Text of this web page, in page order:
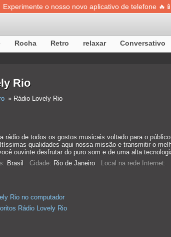
Experimente o nosso novo aplicativo de telefone 🔥📱
Rocha Retro relaxar Conversativo
Rio
Rádio Lovely Rio
rádio de todos os gostos musicais voltado para o
qualidades aqui nossa missão e transmitir o
ouvinte desfrutar do puro som e de uma alta
Brasil Cidade: Rio de Janeiro
Local na rede Internet:
Rio no computador
Rádio Lovely Rio